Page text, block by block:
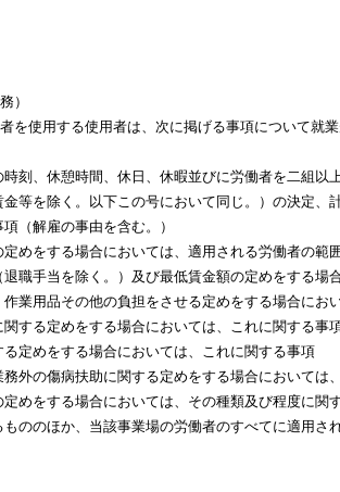
）
を使用する使用者は、次に掲げる事項について就
刻、休憩時間、休日、休暇並びに労働者を二組以
等を除く。以下この号において同じ。）の決定、
（解雇の事由を含む。）
めをする場合においては、適用される労働者の範
職手当を除く。）及び最低賃金額の定めをする場
業用品その他の負担をさせる定めをする場合にお
する定めをする場合においては、これに関する事
定めをする場合においては、これに関する事項
外の傷病扶助に関する定めをする場合においては
めをする場合においては、その種類及び程度に関
ののほか、当該事業場の労働者のすべてに適用さ